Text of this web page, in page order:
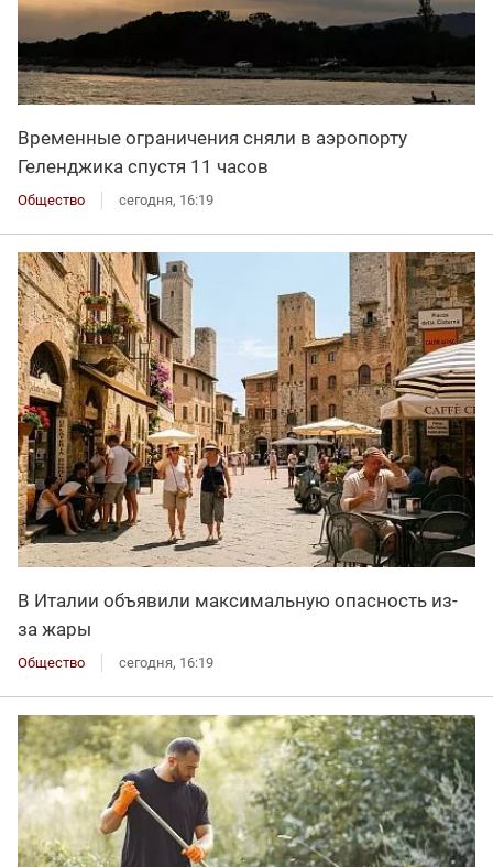
Временные ограничения сняли в аэропорту
Геленджика спустя 11 часов
Общество сегодня, 16:19
В Италии объявили максимальную опасность из-
за жары
Общество сегодня, 16:19